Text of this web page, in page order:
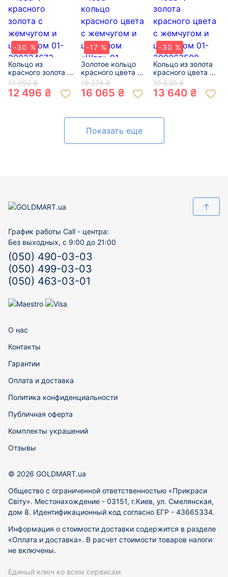
-30 %
Кольцо из
красного золота с
жемчугом и
цирконом 01-
200224673
17 892 ₴
12 496 ₴
-17 %
Золотое кольцо
красного цвета с
жемчугом и
цирконом «Шар»
01-200407231
19 278 ₴
16 065 ₴
-30 %
Кольцо из золота
красного цвета с
жемчугом и
цирконом 01-
200063598
19 530 ₴
13 640 ₴
Показать еще
↑
График работы Call - центра:
Без выходных, с 9:00 до 21:00
(050) 490-03-03
(050) 499-03-03
(050) 463-03-01
О нас
Контакты
Гарантии
Оплата и доставка
Политика конфиденциальности
Публичная оферта
Комплекты украшений
Отзывы
© 2026 GOLDMART.ua
Общество с ограниченной ответственностью «Прикраси
Світу». Местонахождение - 03151, г.Киев, ул. Смелянская,
дом 8. Идентификационный код согласно ЕГР - 43665334.
Информация о стоимости доставки содержится в разделе
«Оплата и доставка». В расчет стоимости товаров налоги
не включены.
Единый ключ ко всем сервисам